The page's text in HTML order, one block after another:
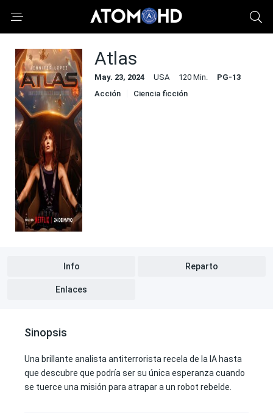
Atlas
May. 23, 2024 USA 120 Min.
PG-13
Acción
Ciencia ficción
Info Reparto
Enlaces
Sinopsis
Una brillante analista antiterrorista recela de la IA hasta
que descubre que podría ser su única esperanza cuando
se tuerce una misión para atrapar a un robot rebelde.